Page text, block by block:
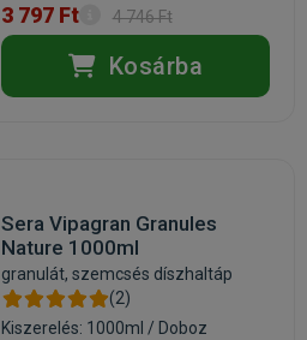
3 797 Ft 4 746 Ft
Kosárba
Sera Vipagran Granules
Nature 1000ml
granulát, szemcsés díszhaltáp
(2)
Kiszerelés: 1000ml / Doboz